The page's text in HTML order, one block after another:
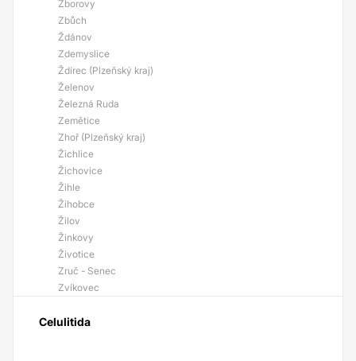
Zborovy
Zbůch
Ždánov
Zdemyslice
Ždírec (Plzeňský kraj)
Želenov
Železná Ruda
Zemětice
Zhoř (Plzeňský kraj)
Žichlice
Žichovice
Žihle
Žihobce
Žilov
Žinkovy
Životice
Zruč - Senec
Zvíkovec
Celulitida